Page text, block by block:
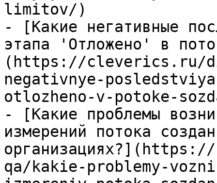
limitov/)
- [Какие негативные
этапа 'Отложено' в
(https://cleverics.ru/
negativnye-
otlozheno-v-potoke-
- [Какие проблемы
измерений потока
qa/kakie-problemy-